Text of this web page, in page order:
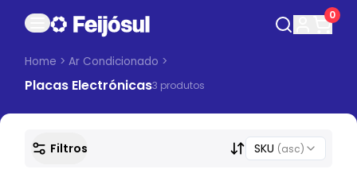
0
Home >Ar Condicionado >
Placas Electrónicas3 produtos
Filtros SKU (asc)